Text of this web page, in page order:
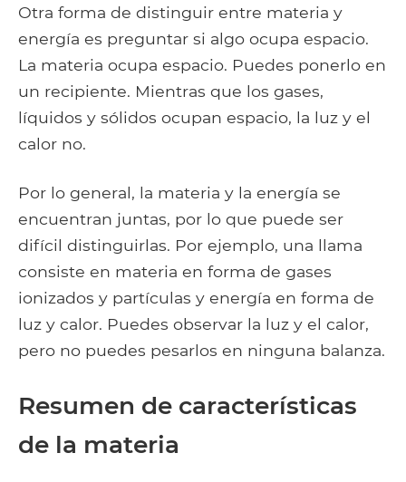
Otra forma de distinguir entre materia y
energía es preguntar si algo ocupa espacio.
La materia ocupa espacio. Puedes ponerlo en
un recipiente. Mientras que los gases,
líquidos y sólidos ocupan espacio, la luz y el
calor no.
Por lo general, la materia y la energía se
encuentran juntas, por lo que puede ser
difícil distinguirlas. Por ejemplo, una llama
consiste en materia en forma de gases
ionizados y partículas y energía en forma de
luz y calor. Puedes observar la luz y el calor,
pero no puedes pesarlos en ninguna balanza.
Resumen de características
de la materia